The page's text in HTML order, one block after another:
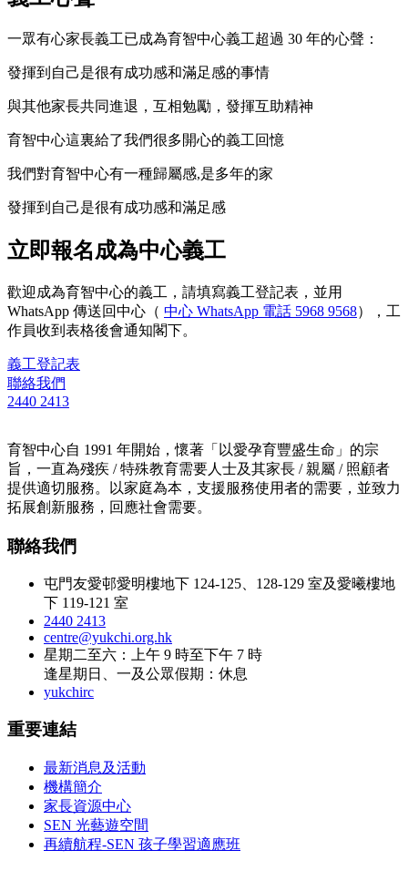
一眾有心家長義工已成為育智中心義工超過 30 年的心聲：
發揮到自己是很有成功感和滿足感的事情
與其他家長共同進退，互相勉勵，發揮互助精神
育智中心這裏給了我們很多開心的義工回憶
我們對育智中心有一種歸屬感,是多年的家
發揮到自己是很有成功感和滿足感
立即報名成為中心義工
歡迎成為育智中心的義工，請填寫義工登記表，並用
WhatsApp 傳送回中心（ 中心 WhatsApp 電話 5968 9568），工
作員收到表格後會通知閣下。
義工登記表
聯絡我們
2440 2413
育智中心自 1991 年開始，懷著「以愛孕育豐盛生命」的宗
旨，一直為殘疾 / 特殊教育需要人士及其家長 / 親屬 / 照顧者
提供適切服務。以家庭為本，支援服務使用者的需要，並致力
拓展創新服務，回應社會需要。
聯絡我們
屯門友愛邨愛明樓地下 124-125、128-129 室及愛曦樓地
下 119-121 室
2440 2413
centre@yukchi.org.hk
星期二至六：上午 9 時至下午 7 時
逢星期日、一及公眾假期：休息
yukchirc
重要連結
最新消息及活動
機構簡介
家長資源中心
SEN 光藝遊空間
再續航程-SEN 孩子學習適應班